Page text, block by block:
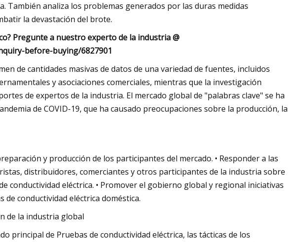
También analiza los problemas generados por las duras medidas
la devastación del brote.
Pregunte a nuestro experto de la industria @
before-buying/6827901
de cantidades masivas de datos de una variedad de fuentes, incluidos
y asociaciones comerciales, mientras que la investigación
de expertos de la industria. El mercado global de "palabras clave" se ha
de COVID-19, que ha causado preocupaciones sobre la producción, la
y producción de los participantes del mercado. • Responder a las
distribuidores, comerciantes y otros participantes de la industria sobre
conductividad eléctrica. • Promover el gobierno global y regional iniciativas
de conductividad eléctrica doméstica.
de la industria global
principal de Pruebas de conductividad eléctrica, las tácticas de los